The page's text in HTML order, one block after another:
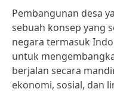
Pembangunan desa
sebuah konsep yang
negara termasuk
untuk
berjalan secara
ekonomi, sosial, dan